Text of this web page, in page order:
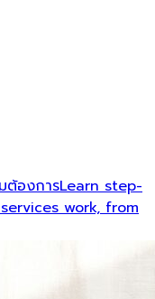
ต้องการLearn step-
work, from